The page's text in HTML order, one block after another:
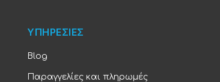
ΥΠΗΡΕΣΙΕΣ
Blog
Παραγγελίες και πληρωμές